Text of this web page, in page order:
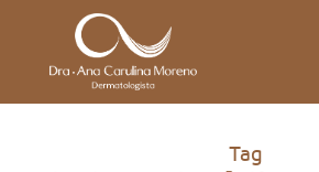
Tag